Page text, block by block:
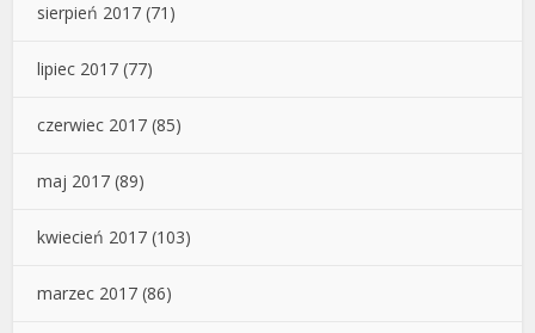
sierpień 2017 (71)
lipiec 2017 (77)
czerwiec 2017 (85)
maj 2017 (89)
kwiecień 2017 (103)
marzec 2017 (86)